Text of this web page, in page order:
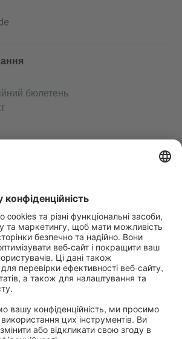
бюлетень
“Deutsch für dich”
німецьку безкоштовно
мови Goethe-Institut
вчителів «Deutschstunde»
і доступність
конфіденційності